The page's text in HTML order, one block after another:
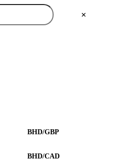
✕
BHD/GBP
BHD/CAD